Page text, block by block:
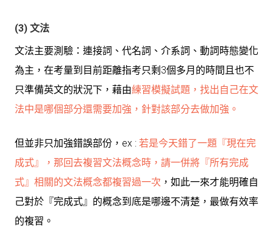
(3) 文法
文法主要測驗：連接詞、代名詞、介系詞、動詞時態變化
為主，在考量到目前距離指考只剩3個多月的時間且也不
只準備英文的狀況下，藉由練習模擬試題，找出自己在文
法中是哪個部分還需要加強，針對該部分去做加強。
但並非只加強錯誤部份，ex : 若是今天錯了一題『現在完
成式』，那回去複習文法概念時，請一併將『所有完成
式』相關的文法概念都複習過一次 ，如此一來才能明確自
己對於『完成式』的概念到底是哪邊不清楚，最做有效率
的複習。